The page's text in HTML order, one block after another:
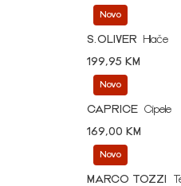
Novo
S.OLIVER
Hlače
199,95 KM
Novo
CAPRICE Cipele
169,00 KM
Novo
MARCO TOZZI